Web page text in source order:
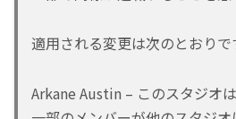
適用される変更は次のとおりで
Arkane Austin – このスタジオ